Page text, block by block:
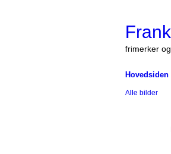
frimerker
Hovedsiden
Alle bilder